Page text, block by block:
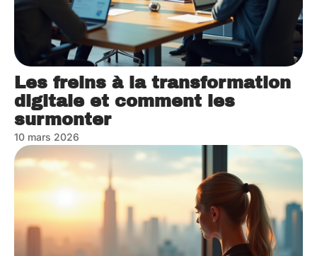
Les freins à la transformation
digitale et comment les
surmonter
10 mars 2026